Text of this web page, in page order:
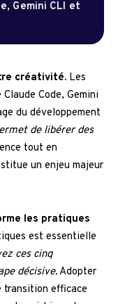
Gemini CLI et
créativité. Les
Code, Gemini
du développement
de libérer des
tout en
un enjeu majeur
les pratiques
est essentielle
ces cinq
décisive. Adopter
transition efficace